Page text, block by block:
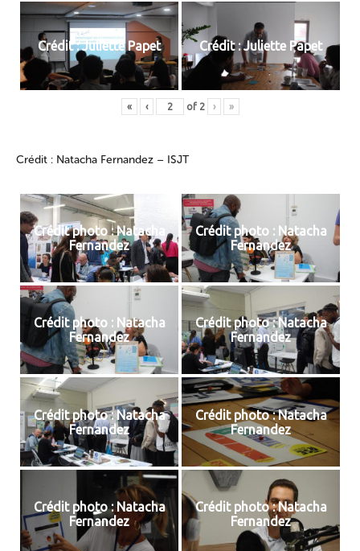
Crédit : Juliette Papet Crédit : Juliette Papet
« ‹ of 2 › »
Crédit : Natacha Fernandez – ISJT
Crédit photo : Natacha
Fernandez
Crédit photo : Natacha
Fernandez
Crédit photo : Natacha
Fernandez
Crédit photo : Natacha
Fernandez
Crédit photo : Natacha
Fernandez
Crédit photo : Natacha
Fernandez
Crédit photo : Natacha
Fernandez
Crédit photo : Natacha
Fernandez